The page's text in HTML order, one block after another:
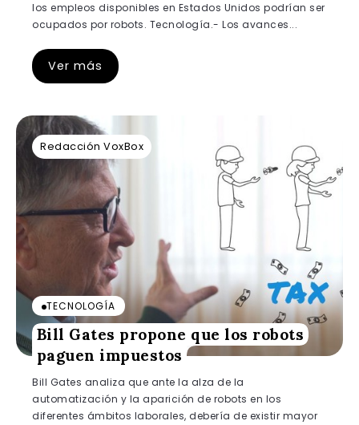
los empleos disponibles en Estados Unidos podrían ser
ocupados por robots. Tecnología.- Los avances...
Ver más
Redacción VoxBox
TECNOLOGÍA
Bill Gates propone que los robots
paguen impuestos
Bill Gates analiza que ante la alza de la
automatización y la aparición de robots en los
diferentes ámbitos laborales, debería de existir mayor